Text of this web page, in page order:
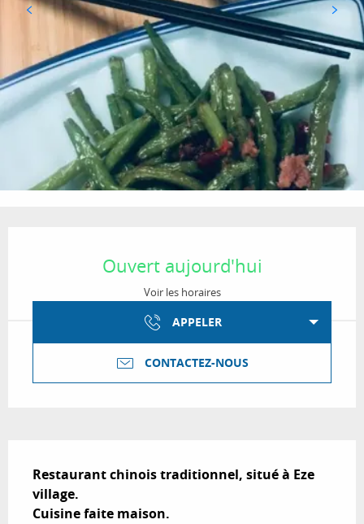
Ouvert aujourd'hui
Voir les horaires
APPELER
CONTACTEZ-NOUS
Restaurant chinois traditionnel, situé à Eze
village.
Cuisine faite maison.